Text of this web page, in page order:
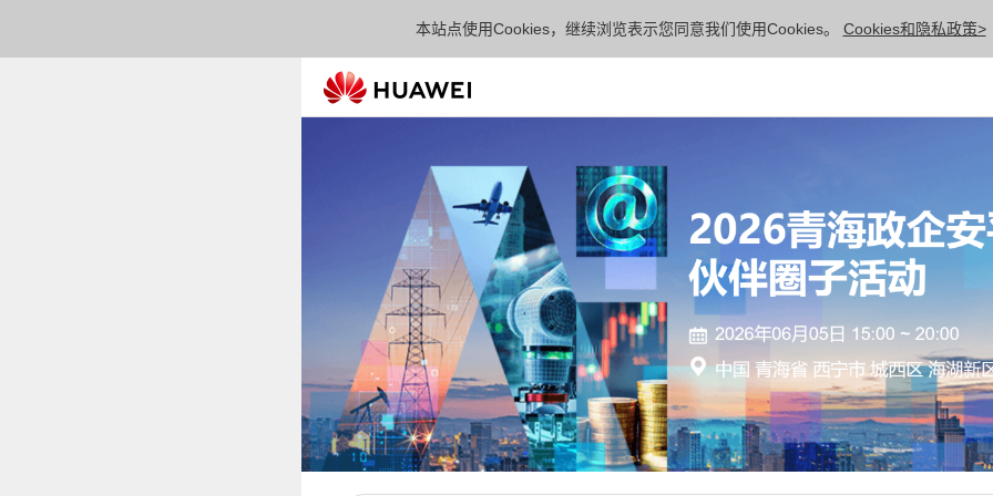
本站点使用Cookies，继续浏览表示您同意我们使用Cookies。 Cookies和隐私政策>